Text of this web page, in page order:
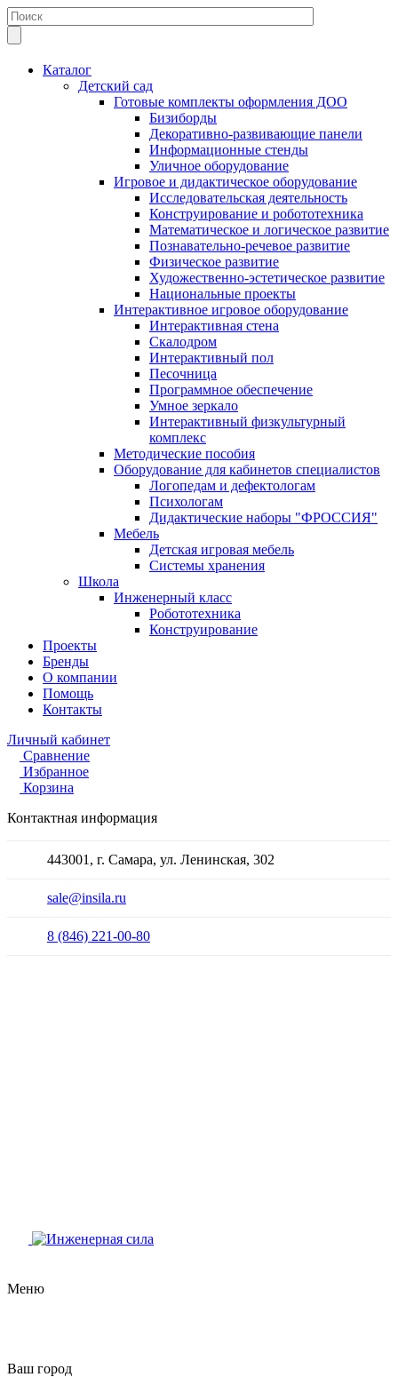
Каталог
Детский сад
Готовые комплекты оформления ДОО
Бизиборды
Декоративно-развивающие панели
Информационные стенды
Уличное оборудование
Игровое и дидактическое оборудование
Исследовательская деятельность
Конструирование и робототехника
Математическое и логическое развитие
Познавательно-речевое развитие
Физическое развитие
Художественно-эстетическое развитие
Национальные проекты
Интерактивное игровое оборудование
Интерактивная стена
Скалодром
Интерактивный пол
Песочница
Программное обеспечение
Умное зеркало
Интерактивный физкультурный
комплекс
Методические пособия
Оборудование для кабинетов специалистов
Логопедам и дефектологам
Психологам
Дидактические наборы "ФРОССИЯ"
Мебель
Детская игровая мебель
Системы хранения
Школа
Инженерный класс
Робототехника
Конструирование
Проекты
Бренды
О компании
Помощь
Контакты
Личный кабинет
Сравнение
Избранное
Корзина
Контактная информация
443001, г. Самара, ул. Ленинская, 302
sale@insila.ru
8 (846) 221-00-80
Меню
Ваш город